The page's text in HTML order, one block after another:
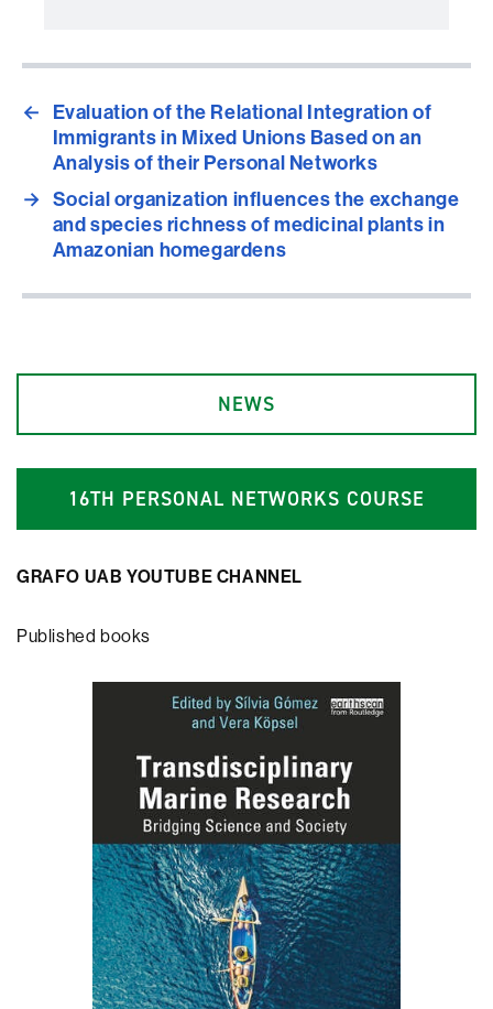
←
Evaluation of the Relational Integration of
Immigrants in Mixed Unions Based on an
Analysis of their Personal Networks
→ Social organization influences the exchange
and species richness of medicinal plants in
Amazonian homegardens
NEWS
16TH PERSONAL NETWORKS COURSE
GRAFO UAB YOUTUBE CHANNEL
Published books